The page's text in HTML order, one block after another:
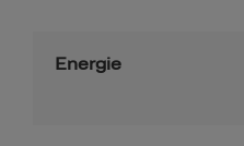
Energie